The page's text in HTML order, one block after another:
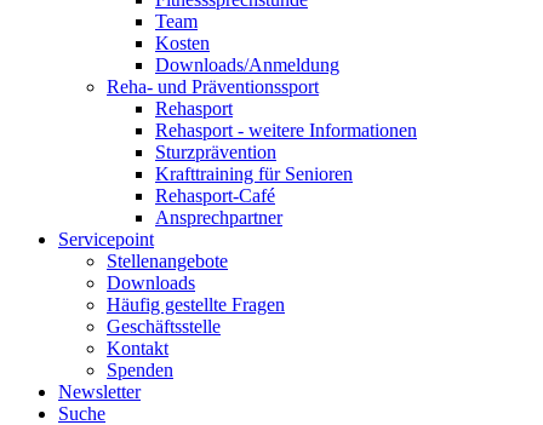
Team
Kosten
Downloads/Anmeldung
Reha- und Präventionssport
Rehasport
Rehasport - weitere Informationen
Sturzprävention
Krafttraining für Senioren
Rehasport-Café
Ansprechpartner
Servicepoint
Stellenangebote
Downloads
Häufig gestellte Fragen
Geschäftsstelle
Kontakt
Spenden
Newsletter
Suche